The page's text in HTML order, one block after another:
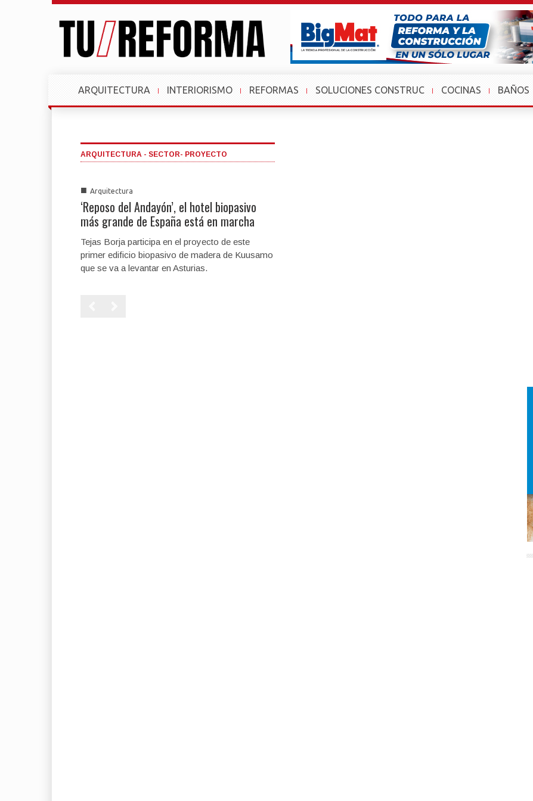
ARQUITECTURA INTERIORISMO REFORMAS SOLUCIONES CONSTRUC COCINAS BAÑOS
ARQUITECTURA - SECTOR- PROYECTO
■ Arquitectura
‘Reposo del Andayón’, el hotel biopasivo
más grande de España está en marcha
Tejas Borja participa en el proyecto de este
primer edificio biopasivo de madera de Kuusamo
que se va a levantar en Asturias.